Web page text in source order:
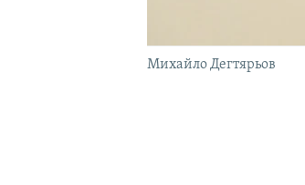
Михайло Дегтярьов